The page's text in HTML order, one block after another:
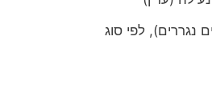
נגררים), לפי סוג